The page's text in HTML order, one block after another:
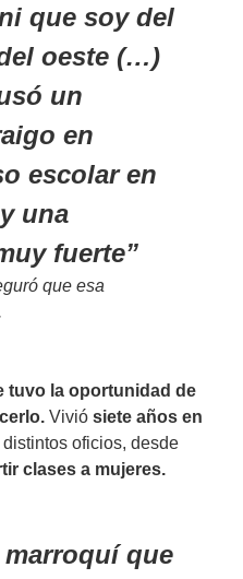
que soy del
oeste (…)
un
en
escolar en
una
fuerte
que esa
tuvo la oportunidad de
Vivió siete años en
oficios, desde
clases a mujeres.
que